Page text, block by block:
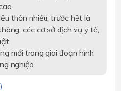
thốn nhiều, trước hết là
các cơ sở dịch vụ y tế,
mới trong giai đoạn hình
nghiệp